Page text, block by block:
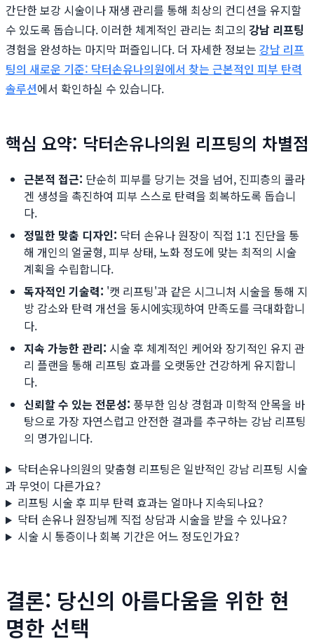
간단한 보강 시술이나 재생 관리를 통해 최상의 컨디션을 유지할
수 있도록 돕습니다. 이러한 체계적인 관리는 최고의 강남 리프팅
경험을 완성하는 마지막 퍼즐입니다. 더 자세한 정보는 강남 리프
팅의 새로운 기준: 닥터손유나의원에서 찾는 근본적인 피부 탄력
솔루션에서 확인하실 수 있습니다.
핵심 요약: 닥터손유나의원 리프팅의 차별점
근본적 접근: 단순히 피부를 당기는 것을 넘어, 진피층의 콜라
겐 생성을 촉진하여 피부 스스로 탄력을 회복하도록 돕습니
다.
정밀한 맞춤 디자인: 닥터 손유나 원장이 직접 1:1 진단을 통
해 개인의 얼굴형, 피부 상태, 노화 정도에 맞는 최적의 시술
계획을 수립합니다.
독자적인 기술력: '캣 리프팅'과 같은 시그니처 시술을 통해 지
방 감소와 탄력 개선을 동시에实现하여 만족도를 극대화합니
다.
지속 가능한 관리: 시술 후 체계적인 케어와 장기적인 유지 관
리 플랜을 통해 리프팅 효과를 오랫동안 건강하게 유지합니
다.
신뢰할 수 있는 전문성: 풍부한 임상 경험과 미학적 안목을 바
탕으로 가장 자연스럽고 안전한 결과를 추구하는 강남 리프팅
의 명가입니다.
닥터손유나의원의 맞춤형 리프팅은 일반적인 강남 리프팅 시술
과 무엇이 다른가요?
리프팅 시술 후 피부 탄력 효과는 얼마나 지속되나요?
닥터 손유나 원장님께 직접 상담과 시술을 받을 수 있나요?
시술 시 통증이나 회복 기간은 어느 정도인가요?
결론: 당신의 아름다움을 위한 현
명한 선택